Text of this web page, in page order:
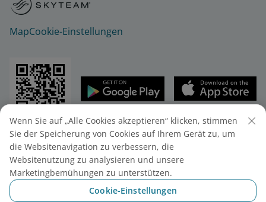
MapCookie-Einstellungen
© 2025 Vietnam Airlines JSC
Vietnam Airlines JSC - 200 Nguyen Son Str.,
Stadtteil Bo De, Stadt Hanoi, Vietnam
Telefon: (+84-24) 38272289. Fax: (+84-24) 38722375.
Unternehmenseintragungsnummer.: 0100107518,
10. Registrierung vom 24/07/2025.
Wenn Sie auf „Alle Cookies akzeptieren“ klicken, stimmen
Sie der Speicherung von Cookies auf Ihrem Gerät zu, um
die Websitenavigation zu verbessern, die
Websitenutzung zu analysieren und unsere
Marketingbemühungen zu unterstützen.
Cookie-Einstellungen